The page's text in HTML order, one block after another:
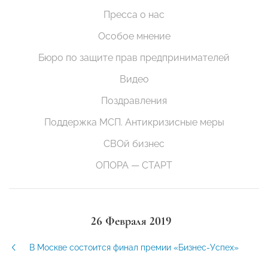
Пресса о нас
Особое мнение
Бюро по защите прав предпринимателей
Видео
Поздравления
Поддержка МСП. Антикризисные меры
СВОй бизнес
ОПОРА — СТАРТ
26 Февраля 2019
В Москве состоится финал премии «Бизнес-Успех»